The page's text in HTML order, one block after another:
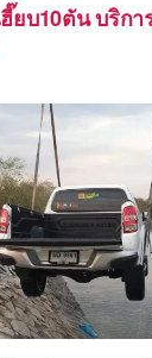
ยบ10ตัน บริก